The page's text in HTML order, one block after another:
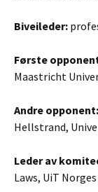
Biveileder:
Første
Maastricht
Andre opponent:
Hellstrand,
Leder av
Laws, UiT